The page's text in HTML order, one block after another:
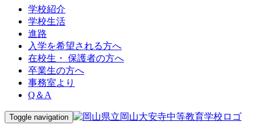
学校紹介
学校生活
進路
入学を希望される方へ
在校生・ 保護者の方へ
卒業生の方へ
事務室より
Q＆A
Toggle navigation